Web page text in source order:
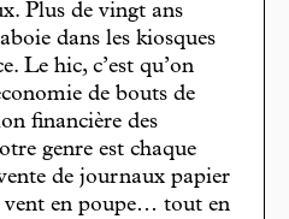
Plus de vingt ans
dans les kiosques
Le hic, c’est qu’on
de bouts de
financière des
genre est chaque
de journaux papier
vent en poupe… tout en